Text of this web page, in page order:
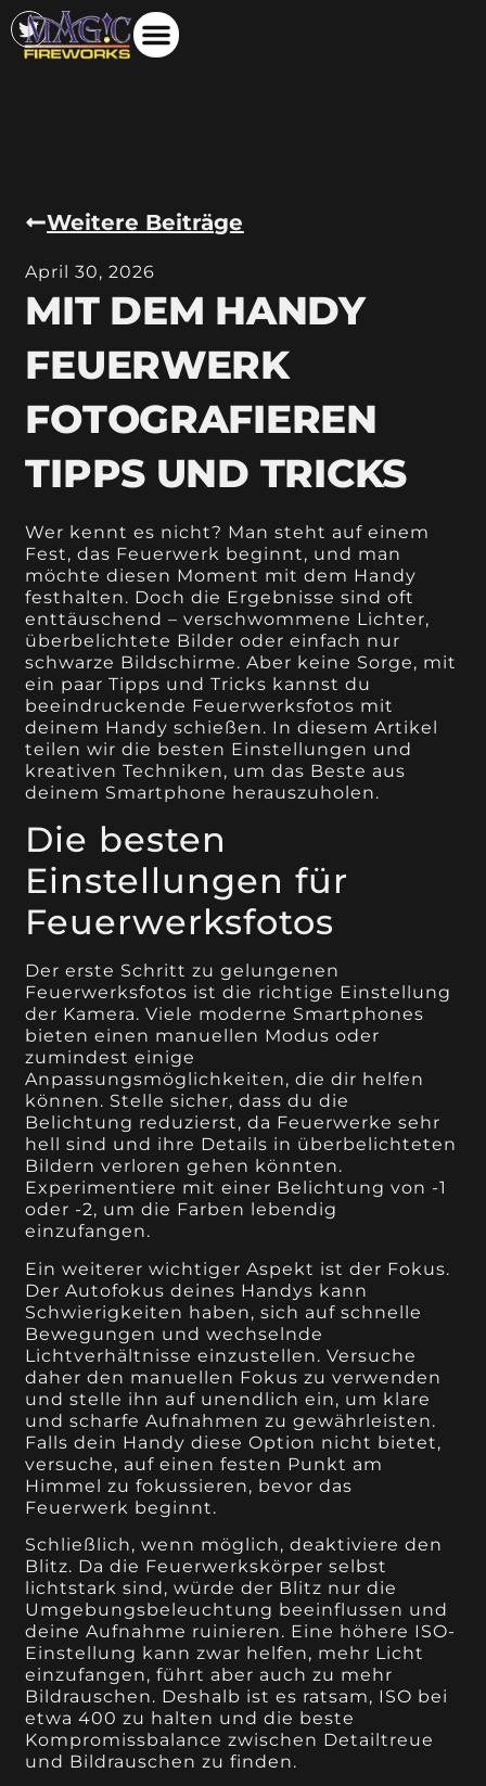
Weitere Beiträge
April 30, 2026
MIT DEM HANDY
FEUERWERK
FOTOGRAFIEREN
TIPPS UND TRICKS
Wer kennt es nicht? Man steht auf einem
Fest, das Feuerwerk beginnt, und man
möchte diesen Moment mit dem Handy
festhalten. Doch die Ergebnisse sind oft
enttäuschend – verschwommene Lichter,
überbelichtete Bilder oder einfach nur
schwarze Bildschirme. Aber keine Sorge, mit
ein paar Tipps und Tricks kannst du
beeindruckende Feuerwerksfotos mit
deinem Handy schießen. In diesem Artikel
teilen wir die besten Einstellungen und
kreativen Techniken, um das Beste aus
deinem Smartphone herauszuholen.
Die besten
Einstellungen für
Feuerwerksfotos
Der erste Schritt zu gelungenen
Feuerwerksfotos ist die richtige Einstellung
der Kamera. Viele moderne Smartphones
bieten einen manuellen Modus oder
zumindest einige
Anpassungsmöglichkeiten, die dir helfen
können. Stelle sicher, dass du die
Belichtung reduzierst, da Feuerwerke sehr
hell sind und ihre Details in überbelichteten
Bildern verloren gehen könnten.
Experimentiere mit einer Belichtung von -1
oder -2, um die Farben lebendig
einzufangen.
Ein weiterer wichtiger Aspekt ist der Fokus.
Der Autofokus deines Handys kann
Schwierigkeiten haben, sich auf schnelle
Bewegungen und wechselnde
Lichtverhältnisse einzustellen. Versuche
daher den manuellen Fokus zu verwenden
und stelle ihn auf unendlich ein, um klare
und scharfe Aufnahmen zu gewährleisten.
Falls dein Handy diese Option nicht bietet,
versuche, auf einen festen Punkt am
Himmel zu fokussieren, bevor das
Feuerwerk beginnt.
Schließlich, wenn möglich, deaktiviere den
Blitz. Da die Feuerwerkskörper selbst
lichtstark sind, würde der Blitz nur die
Umgebungsbeleuchtung beeinflussen und
deine Aufnahme ruinieren. Eine höhere ISO-
Einstellung kann zwar helfen, mehr Licht
einzufangen, führt aber auch zu mehr
Bildrauschen. Deshalb ist es ratsam, ISO bei
etwa 400 zu halten und die beste
Kompromissbalance zwischen Detailtreue
und Bildrauschen zu finden.